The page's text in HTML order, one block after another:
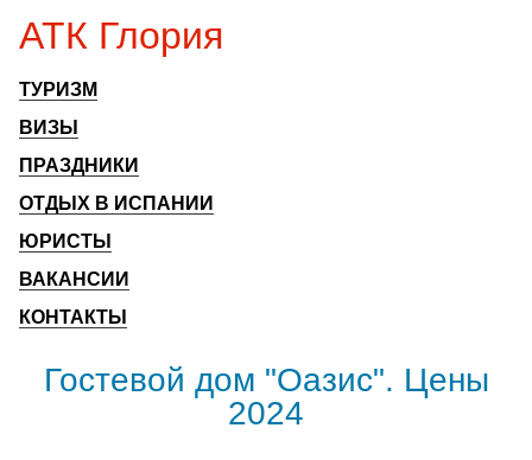
АТК Глория
ТУРИЗМ
ВИЗЫ
ПРАЗДНИКИ
ОТДЫХ В ИСПАНИИ
ЮРИСТЫ
ВАКАНСИИ
КОНТАКТЫ
Гостевой дом "Оазис". Цены
2024